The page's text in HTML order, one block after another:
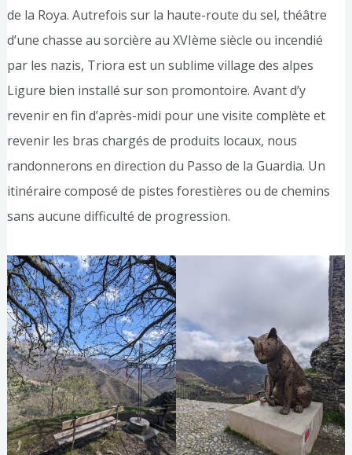
de la Roya. Autrefois sur la haute-route du sel, théâtre
d’une chasse au sorcière au XVIème siècle ou incendié
par les nazis, Triora est un sublime village des alpes
Ligure bien installé sur son promontoire. Avant d’y
revenir en fin d’après-midi pour une visite complète et
revenir les bras chargés de produits locaux, nous
randonnerons en direction du Passo de la Guardia. Un
itinéraire composé de pistes forestières ou de chemins
sans aucune difficulté de progression.